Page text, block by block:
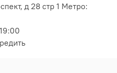
д 28 стр 1 Метро: